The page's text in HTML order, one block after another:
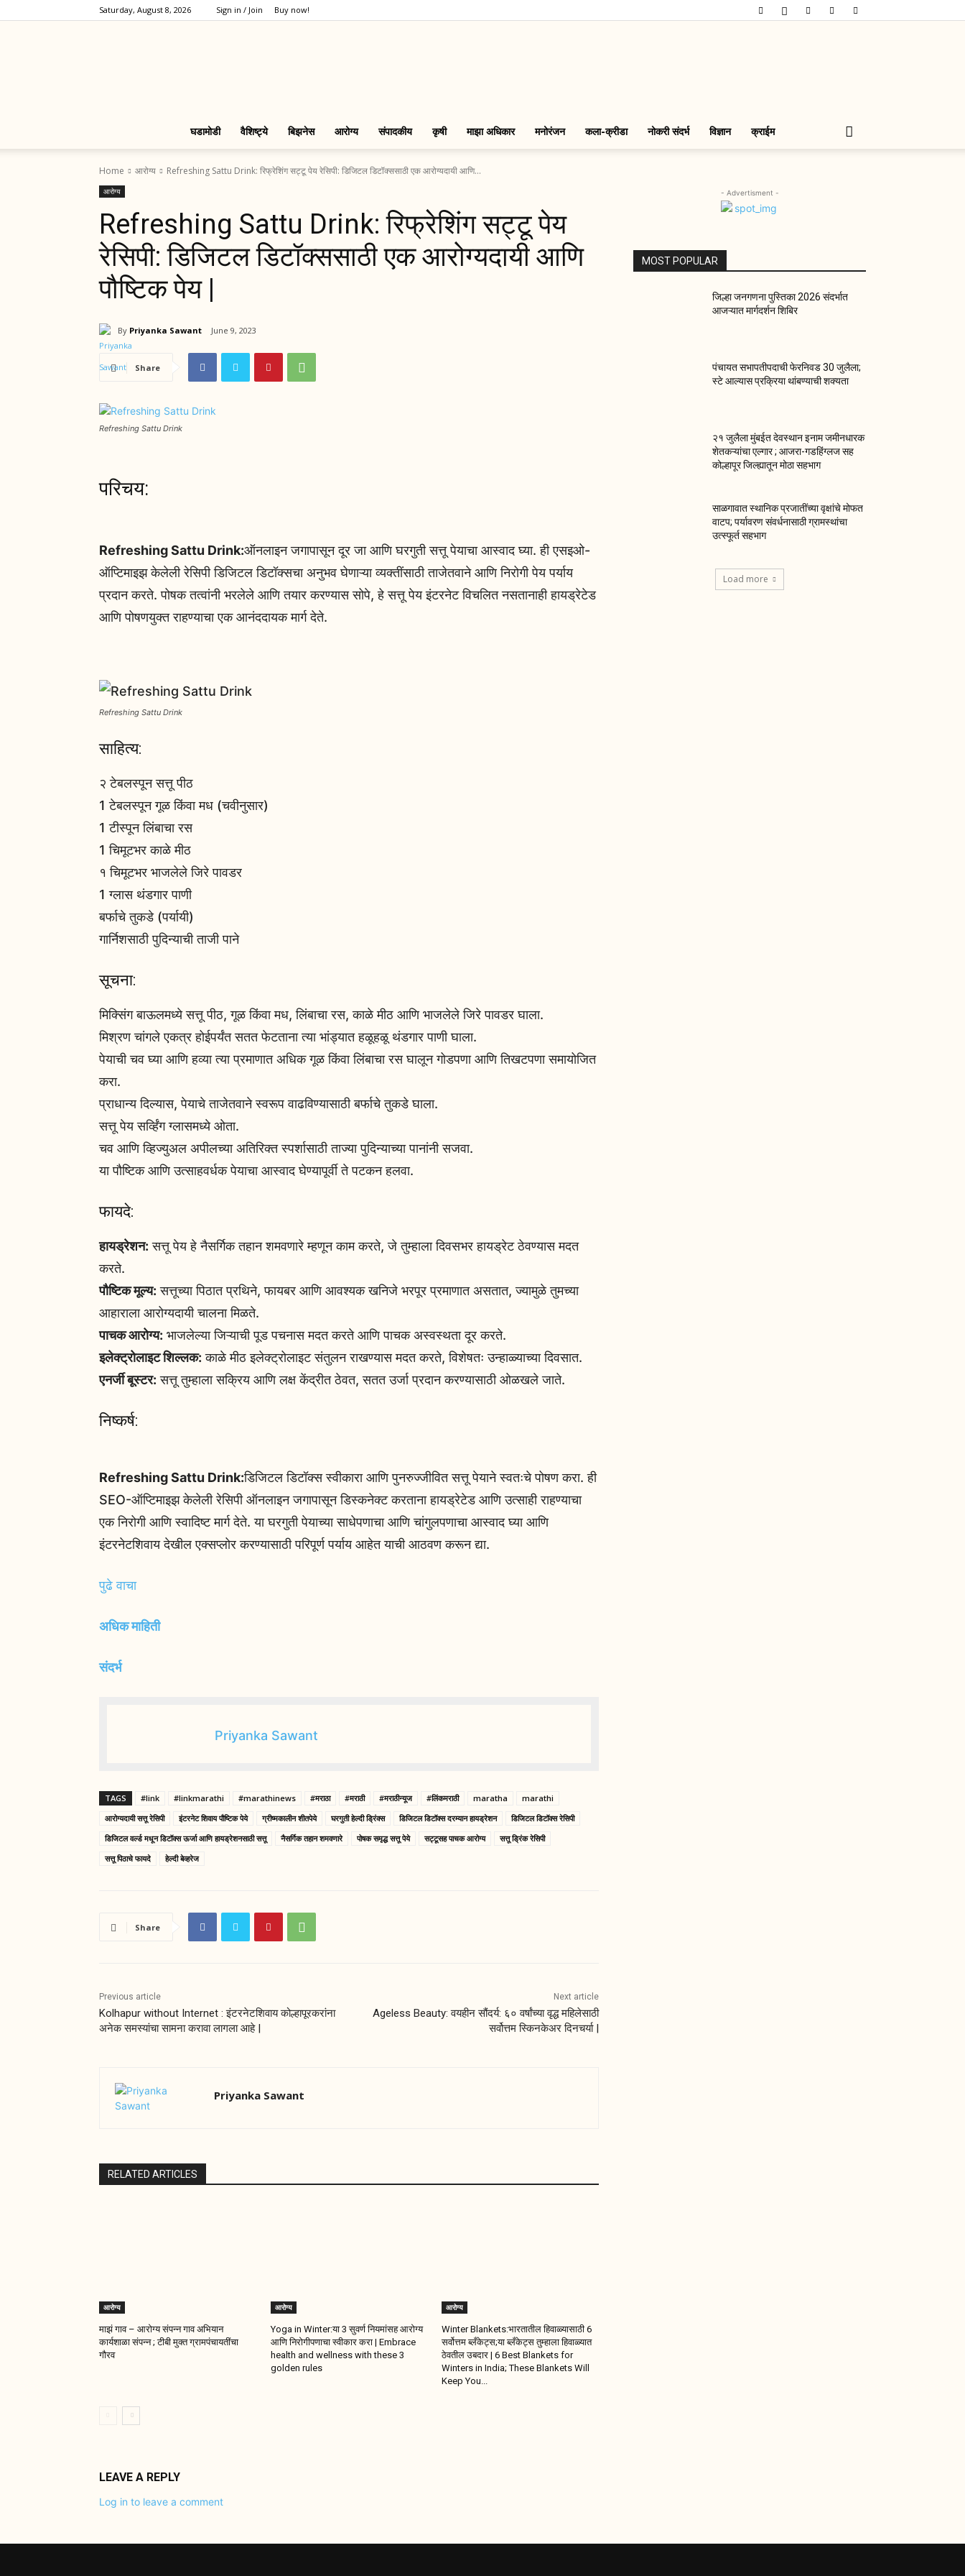
Saturday, August 8, 2026 Sign in / Join Buy now!
घडामोडी वैशिष्ट्ये बिझनेस आरोग्य संपादकीय कृषी माझा अधिकार मनोरंजन कला-क्रीडा नोकरी संदर्भ विज्ञान क्राईम
Home आरोग्य Refreshing Sattu Drink: रिफ्रेशिंग सट्टू पेय रेसिपी: डिजिटल डिटॉक्ससाठी एक आरोग्यदायी आणि...
आरोग्य
Refreshing Sattu Drink: रिफ्रेशिंग सट्टू पेय
रेसिपी: डिजिटल डिटॉक्ससाठी एक आरोग्यदायी आणि
पौष्टिक पेय |
By Priyanka Sawant June 9, 2023
Share
Refreshing Sattu Drink
परिचय:
Refreshing Sattu Drink:ऑनलाइन जगापासून दूर जा आणि घरगुती सत्तू पेयाचा आस्वाद घ्या. ही एसइओ-
ऑप्टिमाइझ केलेली रेसिपी डिजिटल डिटॉक्सचा अनुभव घेणाऱ्या व्यक्तींसाठी ताजेतवाने आणि निरोगी पेय पर्याय
प्रदान करते. पोषक तत्वांनी भरलेले आणि तयार करण्यास सोपे, हे सत्तू पेय इंटरनेट विचलित नसतानाही हायड्रेटेड
आणि पोषणयुक्त राहण्याचा एक आनंददायक मार्ग देते.
Refreshing Sattu Drink
साहित्य:
२ टेबलस्पून सत्तू पीठ
1 टेबलस्पून गूळ किंवा मध (चवीनुसार)
1 टीस्पून लिंबाचा रस
1 चिमूटभर काळे मीठ
१ चिमूटभर भाजलेले जिरे पावडर
1 ग्लास थंडगार पाणी
बर्फाचे तुकडे (पर्यायी)
गार्निशसाठी पुदिन्याची ताजी पाने
सूचना:
मिक्सिंग बाऊलमध्ये सत्तू पीठ, गूळ किंवा मध, लिंबाचा रस, काळे मीठ आणि भाजलेले जिरे पावडर घाला.
मिश्रण चांगले एकत्र होईपर्यंत सतत फेटताना त्या भांड्यात हळूहळू थंडगार पाणी घाला.
पेयाची चव घ्या आणि हव्या त्या प्रमाणात अधिक गूळ किंवा लिंबाचा रस घालून गोडपणा आणि तिखटपणा समायोजित
करा.
प्राधान्य दिल्यास, पेयाचे ताजेतवाने स्वरूप वाढविण्यासाठी बर्फाचे तुकडे घाला.
सत्तू पेय सर्व्हिंग ग्लासमध्ये ओता.
चव आणि व्हिज्युअल अपीलच्या अतिरिक्त स्पर्शासाठी ताज्या पुदिन्याच्या पानांनी सजवा.
या पौष्टिक आणि उत्साहवर्धक पेयाचा आस्वाद घेण्यापूर्वी ते पटकन हलवा.
फायदे:
हायड्रेशन: सत्तू पेय हे नैसर्गिक तहान शमवणारे म्हणून काम करते, जे तुम्हाला दिवसभर हायड्रेट ठेवण्यास मदत
करते.
पौष्टिक मूल्य: सत्तूच्या पिठात प्रथिने, फायबर आणि आवश्यक खनिजे भरपूर प्रमाणात असतात, ज्यामुळे तुमच्या
आहाराला आरोग्यदायी चालना मिळते.
पाचक आरोग्य: भाजलेल्या जिऱ्याची पूड पचनास मदत करते आणि पाचक अस्वस्थता दूर करते.
इलेक्ट्रोलाइट शिल्लक: काळे मीठ इलेक्ट्रोलाइट संतुलन राखण्यास मदत करते, विशेषतः उन्हाळ्याच्या दिवसात.
एनर्जी बूस्टर: सत्तू तुम्हाला सक्रिय आणि लक्ष केंद्रीत ठेवत, सतत उर्जा प्रदान करण्यासाठी ओळखले जाते.
निष्कर्ष:
Refreshing Sattu Drink:डिजिटल डिटॉक्स स्वीकारा आणि पुनरुज्जीवित सत्तू पेयाने स्वतःचे पोषण करा. ही
SEO-ऑप्टिमाइझ केलेली रेसिपी ऑनलाइन जगापासून डिस्कनेक्ट करताना हायड्रेटेड आणि उत्साही राहण्याचा
एक निरोगी आणि स्वादिष्ट मार्ग देते. या घरगुती पेयाच्या साधेपणाचा आणि चांगुलपणाचा आस्वाद घ्या आणि
इंटरनेटशिवाय देखील एक्सप्लोर करण्यासाठी परिपूर्ण पर्याय आहेत याची आठवण करून द्या.
पुढे वाचा
अधिक माहिती
संदर्भ
Priyanka Sawant
TAGS #link #linkmarathi #marathinews #मराठा #मराठी #मराठीन्यूज #लिंकमराठी maratha
marathi
आरोग्यदायी सत्तू रेसिपी
इंटरनेट शिवाय पौष्टिक पेये ग्रीष्मकालीन शीतपेये घरगुती हेल्दी ड्रिंक्स डिजिटल डिटॉक्स दरम्यान हायड्रेशन
डिजिटल डिटॉक्स रेसिपी
डिजिटल वर्ल्ड मधून डिटॉक्स ऊर्जा आणि हायड्रेशनसाठी सत्तू
नैसर्गिक तहान शमवणारे पोषक समृद्ध सत्तू पेये सट्टूसह पाचक आरोग्य
सत्तू ड्रिंक रेसिपी
सत्तू पिठाचे फायदे
हेल्दी बेव्हरेज
Share
Previous article
Kolhapur without Internet : इंटरनेटशिवाय कोल्हापूरकरांना
अनेक समस्यांचा सामना करावा लागला आहे |
Next article
Ageless Beauty: वयहीन सौंदर्य: ६० वर्षांच्या वृद्ध महिलेसाठी
सर्वोत्तम स्किनकेअर दिनचर्या |
Priyanka Sawant
RELATED ARTICLES
आरोग्य
माझं गाव – आरोग्य संपन्न गाव अभियान
कार्यशाळा संपन्न ; टीबी मुक्त ग्रामपंचायतींचा
गौरव
आरोग्य
Yoga in Winter:या 3 सुवर्ण नियमांसह आरोग्य
आणि निरोगीपणाचा स्वीकार करा | Embrace
health and wellness with these 3
golden rules
आरोग्य
Winter Blankets:भारतातील हिवाळ्यासाठी 6
सर्वोत्तम ब्लँकेट्स;या ब्लँकेट्स तुम्हाला हिवाळ्यात
ठेवतील उबदार | 6 Best Blankets for
Winters in India; These Blankets Will
Keep You...
LEAVE A REPLY
Log in to leave a comment
- Advertisment -
MOST POPULAR
जिल्हा जनगणना पुस्तिका 2026 संदर्भात
आजऱ्यात मार्गदर्शन शिबिर
पंचायत सभापतीपदाची फेरनिवड 30 जुलैला;
स्टे आल्यास प्रक्रिया थांबण्याची शक्यता
२१ जुलैला मुंबईत देवस्थान इनाम जमीनधारक
शेतकऱ्यांचा एल्गार ; आजरा-गडहिंग्लज सह
कोल्हापूर जिल्ह्यातून मोठा सहभाग
साळगावात स्थानिक प्रजातींच्या वृक्षांचे मोफत
वाटप; पर्यावरण संवर्धनासाठी ग्रामस्थांचा
उत्स्फूर्त सहभाग
Load more